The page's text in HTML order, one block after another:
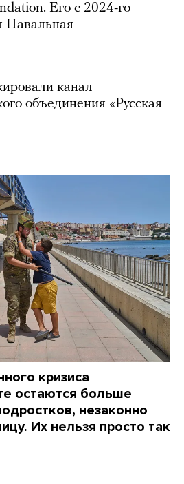
Его с 2024-го
Навальная
канал
объединения «Русская
кризиса
остаются больше
незаконно
Их нельзя просто так